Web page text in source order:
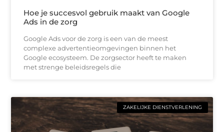
Hoe je succesvol gebruik maakt van Google
Ads in de zorg
Google Ads voor de zorg is een van de meest
complexe advertentieomgevingen binnen het
Google ecosysteem. De zorgsector heeft te maken
met strenge beleidsregels die
ZAKELIJKE DIENSTVERLENING